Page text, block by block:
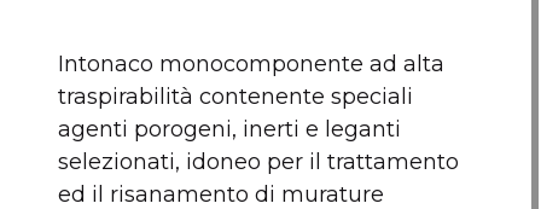
Intonaco monocomponente ad alta
traspirabilità contenente speciali
agenti porogeni, inerti e leganti
selezionati, idoneo per il trattamento
ed il risanamento di murature